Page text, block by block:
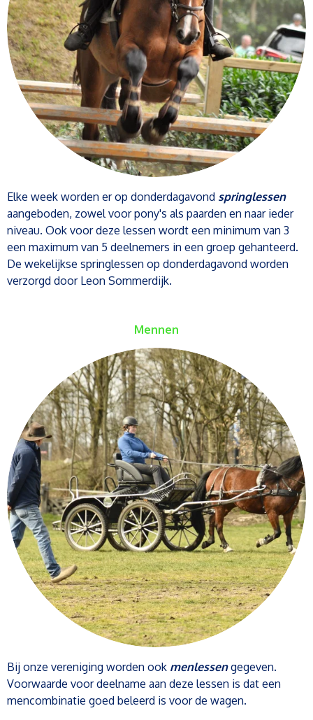
Elke week worden er op donderdagavond springlessen
aangeboden, zowel voor pony's als paarden en naar ieder
niveau. Ook voor deze lessen wordt een minimum van 3
een maximum van 5 deelnemers in een groep gehanteerd.
De wekelijkse springlessen op donderdagavond worden
verzorgd door Leon Sommerdijk.
Mennen
Bij onze vereniging worden ook menlessengegeven.
Voorwaarde voor deelname aan deze lessen is dat een
mencombinatie goed beleerd is voor de wagen.